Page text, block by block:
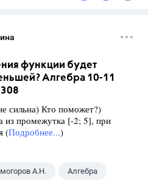
функции будет
Алгебра 10-11
сильна) Кто поможет?)
из промежутка [-2; 5], при
(Подробнее...)
А.Н. Алгебра